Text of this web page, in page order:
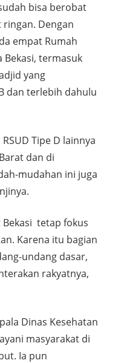
bisa berobat
ringan. Dengan
empat Rumah
termasuk
yang
dan terlebih dahulu
Tipe D lainnya
dan di
mudahan ini juga
tetap fokus
Karena itu bagian
undang dasar,
rakyatnya,
Dinas Kesehatan
masyarakat di
Ia pun